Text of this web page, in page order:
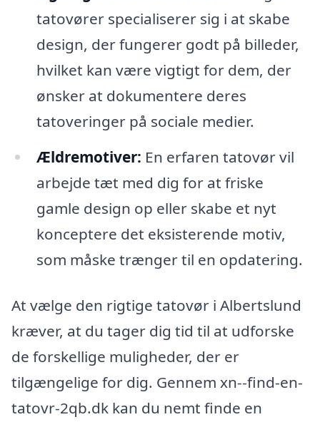
tatovører specialiserer sig i at skabe
design, der fungerer godt på billeder,
hvilket kan være vigtigt for dem, der
ønsker at dokumentere deres
tatoveringer på sociale medier.
Ældremotiver: En erfaren tatovør vil
arbejde tæt med dig for at friske
gamle design op eller skabe et nyt
konceptere det eksisterende motiv,
som måske trænger til en opdatering.
At vælge den rigtige tatovør i Albertslund
kræver, at du tager dig tid til at udforske
de forskellige muligheder, der er
tilgængelige for dig. Gennem xn--find-en-
tatovr-2qb.dk kan du nemt finde en